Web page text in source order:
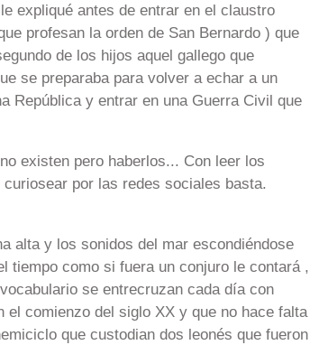
expliqué antes de entrar en el claustro
profesan la orden de San Bernardo ) que
de los hijos aquel gallego que
se preparaba para volver a echar a un
República y entrar en una Guerra Civil que
existen pero haberlos... Con leer los
por las redes sociales basta.
alta y los sonidos del mar escondiéndose
tiempo como si fuera un conjuro le contará ,
se entrecruzan cada día con
comienzo del siglo XX y que no hace falta
que custodian dos leonés que fueron